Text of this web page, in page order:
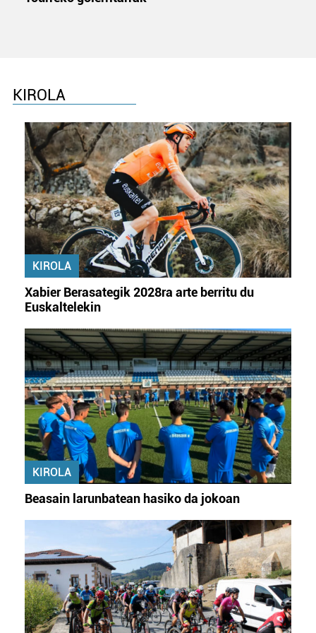
dezakezun ikusteko.
Lortu zure datu pertsonalak prozesatzeko moduari
buruzko informazio gehiago eta ezarri zure lehentasunak
datuen atalean. Edozein unetan alda edo ken dezakezu
zure baimena Cookieen adierazpenean.
Webgune honek cookie propioak eta hirugarrenen cookie-
fitxategiak erabiltzen ditu. Zure esperientzia eta
zerbitzuak hobetzeko asmoz, cookie teknologiaz
baliatzen gara. Ohar hau onartuz gero, teknologia hori
erabiltzeko baimen esplizitua ematen diguzu.
Gehiago
irakurri
KIROLA
KIROLA
Xabier Berasategik 2028ra arte berritu du
Euskaltelekin
KIROLA
Beasain larunbatean hasiko da jokoan